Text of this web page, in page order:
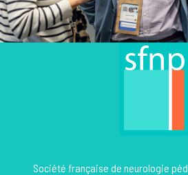
Société française de neurologie